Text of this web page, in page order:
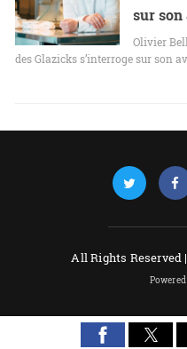
sur
Olivier
des Glazicks s’interroge sur son
All Rights Reserved |